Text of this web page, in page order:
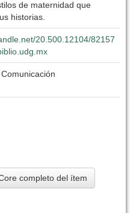
de maternidad que
historias.
20.500.12104/82157
completo del ítem